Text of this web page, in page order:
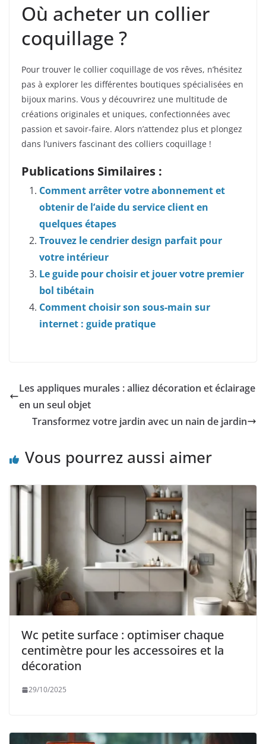
Où acheter un collier
coquillage ?
Pour trouver le collier coquillage de vos rêves, n’hésitez
pas à explorer les différentes boutiques spécialisées en
bijoux marins. Vous y découvrirez une multitude de
créations originales et uniques, confectionnées avec
passion et savoir-faire. Alors n’attendez plus et plongez
dans l’univers fascinant des colliers coquillage !
Publications Similaires :
Comment arrêter votre abonnement et
obtenir de l’aide du service client en
quelques étapes
Trouvez le cendrier design parfait pour
votre intérieur
Le guide pour choisir et jouer votre premier
bol tibétain
Comment choisir son sous-main sur
internet : guide pratique
Les appliques murales : alliez décoration et éclairage
en un seul objet
Transformez votre jardin avec un nain de jardin
Vous pourrez aussi aimer
Wc petite surface : optimiser chaque
centimètre pour les accessoires et la
décoration
29/10/2025